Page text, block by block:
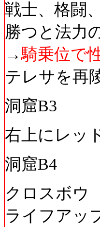
戦士、格闘
勝つと法力
→騎乗位で
テレサを再
洞窟B3
右上にレッ
洞窟B4
クロスボウ
ライフアッ